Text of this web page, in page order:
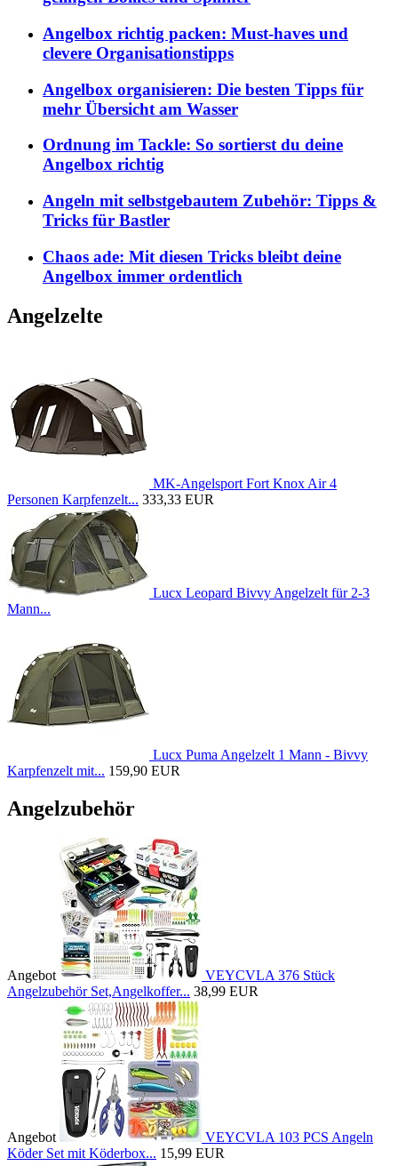
Angelbox richtig packen: Must-haves und
clevere Organisationstipps
Angelbox organisieren: Die besten Tipps für
mehr Übersicht am Wasser
Ordnung im Tackle: So sortierst du deine
Angelbox richtig
Angeln mit selbstgebautem Zubehör: Tipps &
Tricks für Bastler
Chaos ade: Mit diesen Tricks bleibt deine
Angelbox immer ordentlich
Angelzelte
MK-Angelsport Fort Knox Air 4
Personen Karpfenzelt... 333,33 EUR
Lucx Leopard Bivvy Angelzelt für 2-3
Mann...
Lucx Puma Angelzelt 1 Mann - Bivvy
Karpfenzelt mit... 159,90 EUR
Angelzubehör
Angebot
VEYCVLA 376 Stück
Angelzubehör Set,Angelkoffer... 38,99 EUR
Angebot
VEYCVLA 103 PCS Angeln
Köder Set mit Köderbox... 15,99 EUR